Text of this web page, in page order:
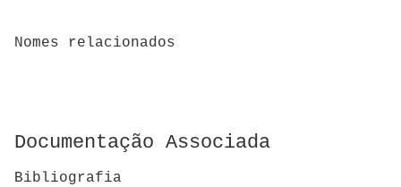
Nomes relacionados
Documentação Associada
Bibliografia